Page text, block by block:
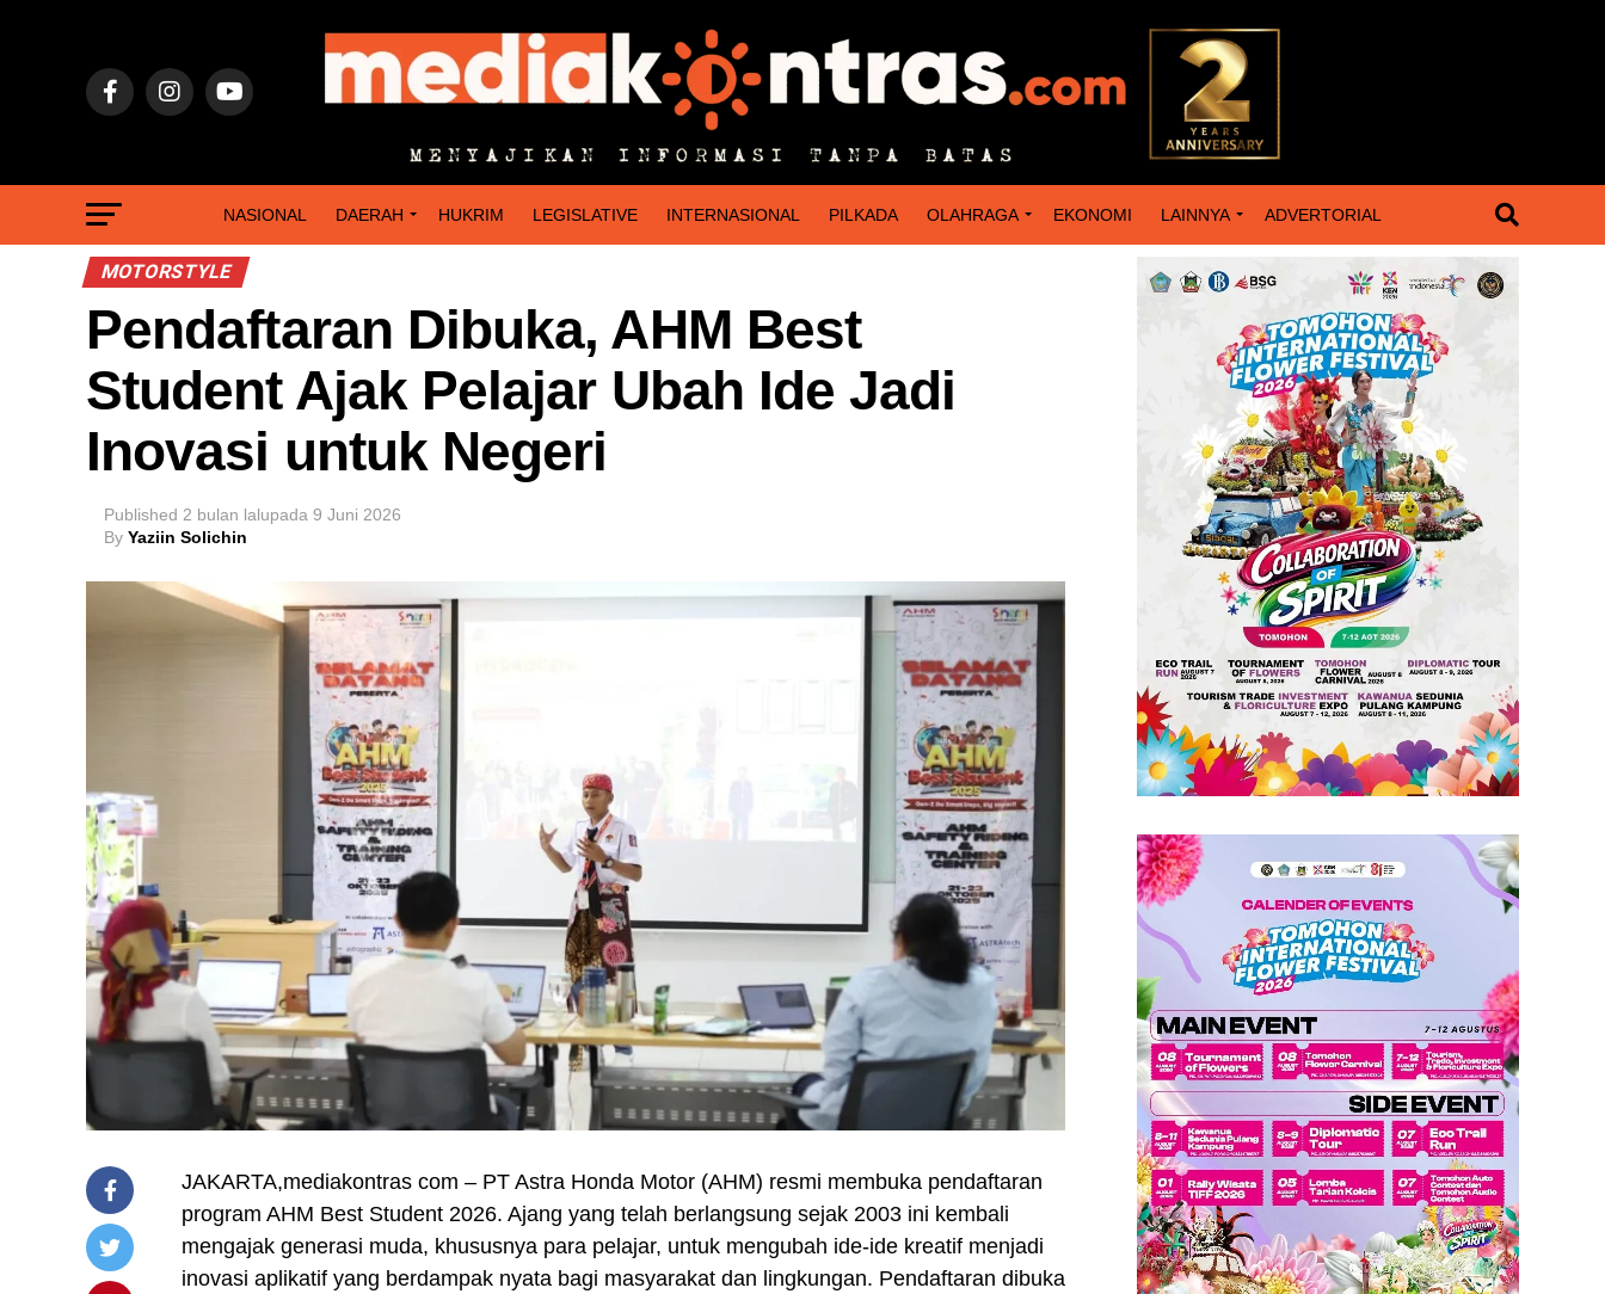
NASIONAL DAERAH HUKRIM LEGISLATIVE INTERNASIONAL PILKADA OLAHRAGA EKONOMI LAINNYA ADVERTORIAL
MOTORSTYLE
Pendaftaran Dibuka, AHM Best
Student Ajak Pelajar Ubah Ide Jadi
Inovasi untuk Negeri
Published 2 bulan lalupada 9 Juni 2026
By Yaziin Solichin
JAKARTA,mediakontras com – PT Astra Honda Motor (AHM) resmi membuka pendaftaran
program AHM Best Student 2026. Ajang yang telah berlangsung sejak 2003 ini kembali
mengajak generasi muda, khususnya para pelajar, untuk mengubah ide-ide kreatif menjadi
inovasi aplikatif yang berdampak nyata bagi masyarakat dan lingkungan. Pendaftaran dibuka